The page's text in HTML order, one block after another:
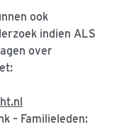
ook
indien ALS
over
– Familieleden: